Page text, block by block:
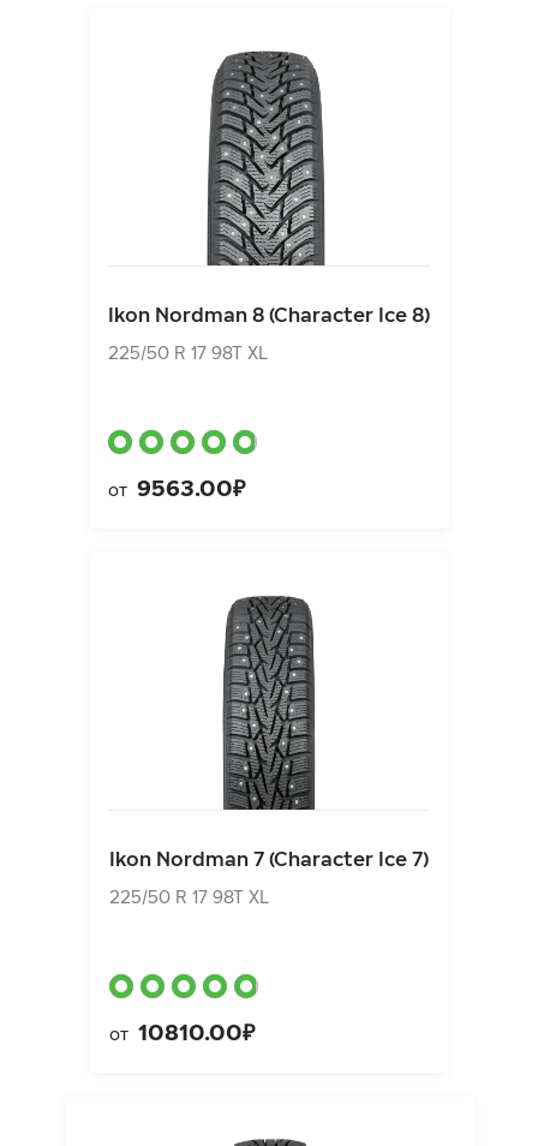
Ikon Nordman 8 (Character Ice 8)
225/50 R 17 98T XL
от 9563.00₽
Ikon Nordman 7 (Character Ice 7)
225/50 R 17 98T XL
от 10810.00₽
Ikon Nordman 8 (Character Ice 8)
225/50 R 17 98T XL
от9563.00₽
Ikon Nordman 7 (Character Ice 7)
225/50 R 17 98T XL
от10810.00₽